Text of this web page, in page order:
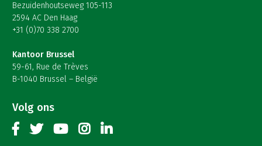
Bezuidenhoutseweg 105-113
2594 AC Den Haag
+31 (0)70 338 2700
Kantoor Brussel
59-61, Rue de Trèves
B-1040 Brussel – België
Volg ons